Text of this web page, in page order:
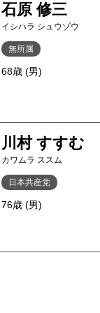
石原 修三
イシハラ シュウゾウ
無所属
68歳 (男)
川村 すすむ
カワムラ ススム
日本共産党
76歳 (男)